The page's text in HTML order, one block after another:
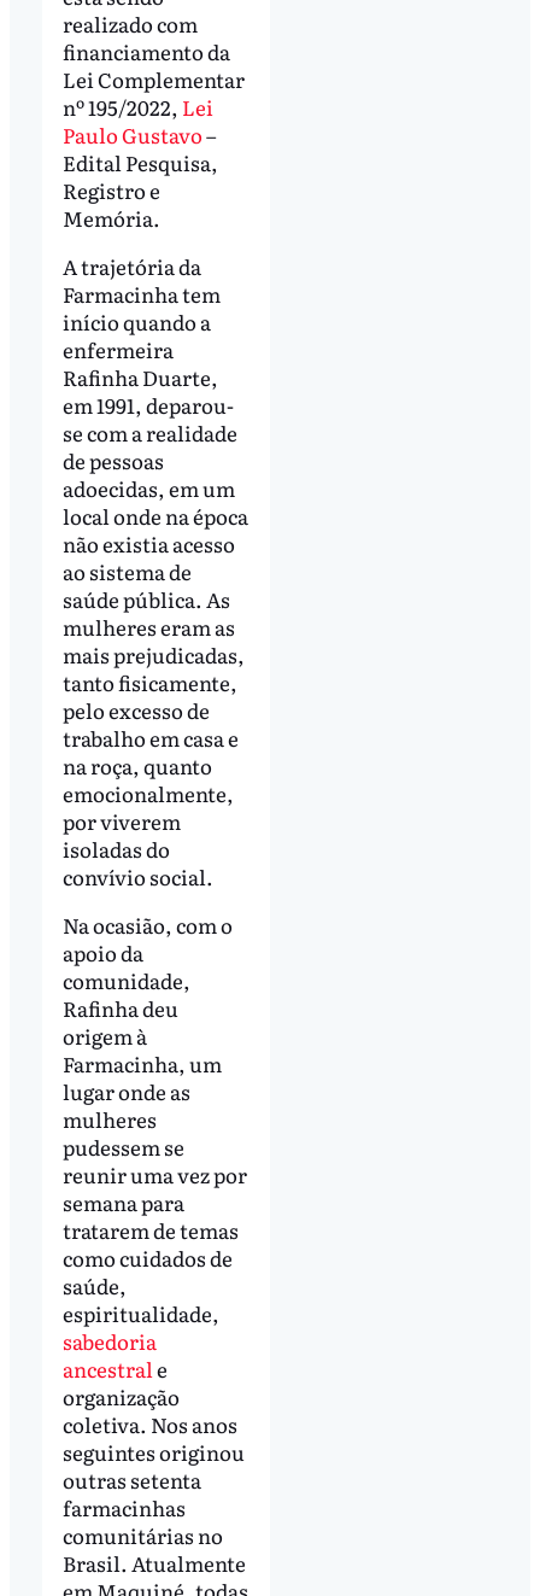
realizado com
financiamento da
Lei Complementar
nº 195/2022, Lei
Paulo Gustavo–
Edital Pesquisa,
Registro e
Memória.
A trajetória da
Farmacinha tem
início quando a
enfermeira
Rafinha Duarte,
em 1991, deparou-
se com a realidade
de pessoas
adoecidas, em um
local onde na época
não existia acesso
ao sistema de
saúde pública. As
mulheres eram as
mais prejudicadas,
tanto fisicamente,
pelo excesso de
trabalho em casa e
na roça, quanto
emocionalmente,
por viverem
isoladas do
convívio social.
Na ocasião, com o
apoio da
comunidade,
Rafinha deu
origem à
Farmacinha, um
lugar onde as
mulheres
pudessem se
reunir uma vez por
semana para
tratarem de temas
como cuidados de
saúde,
espiritualidade,
sabedoria
ancestral e
organização
coletiva. Nos anos
seguintes originou
outras setenta
farmacinhas
comunitárias no
Brasil. Atualmente